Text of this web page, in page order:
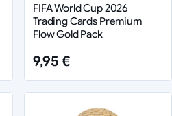
FIFA World Cup 2026
Trading Cards Premium
Flow Gold Pack
9,95 €